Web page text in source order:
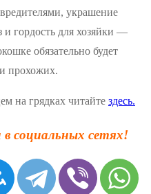
украшение
и гордость для хозяйки —
обязательно будет
прохожих.
на грядках читайте здесь.
в социальных сетях!